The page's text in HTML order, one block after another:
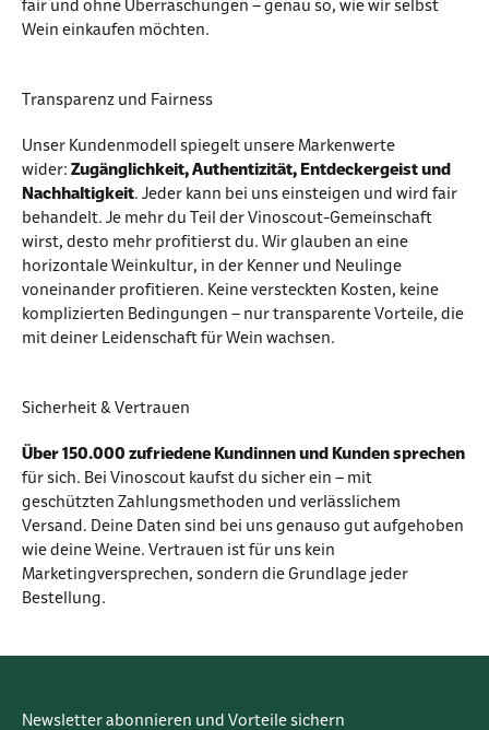
fair und ohne Überraschungen – genau so, wie wir selbst
Wein einkaufen möchten.
Transparenz und Fairness
Unser Kundenmodell spiegelt unsere Markenwerte
wider: Zugänglichkeit, Authentizität, Entdeckergeist und
Nachhaltigkeit. Jeder kann bei uns einsteigen und wird fair
behandelt. Je mehr du Teil der Vinoscout-Gemeinschaft
wirst, desto mehr profitierst du. Wir glauben an eine
horizontale Weinkultur, in der Kenner und Neulinge
voneinander profitieren. Keine versteckten Kosten, keine
komplizierten Bedingungen – nur transparente Vorteile, die
mit deiner Leidenschaft für Wein wachsen.
Sicherheit & Vertrauen
Über 150.000 zufriedene Kundinnen und Kunden sprechen
für sich. Bei Vinoscout kaufst du sicher ein – mit
geschützten Zahlungsmethoden und verlässlichem
Versand. Deine Daten sind bei uns genauso gut aufgehoben
wie deine Weine. Vertrauen ist für uns kein
Marketingversprechen, sondern die Grundlage jeder
Bestellung.
Newsletter abonnieren und Vorteile sichern